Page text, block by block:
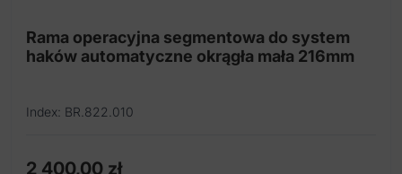
Rama operacyjna segmentowa do system
haków automatyczne okrągła mała 216mm
Index: BR.822.010
2 400,00 zł